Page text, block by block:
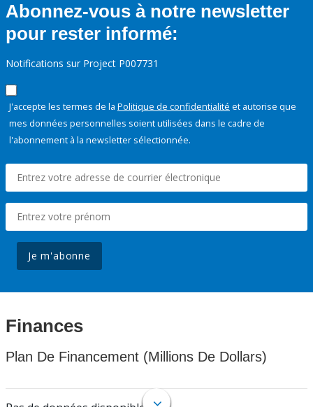
Abonnez-vous à notre newsletter
pour rester informé:
Notifications sur Project P007731
J'accepte les termes de la Politique de confidentialité et autorise que
mes données personnelles soient utilisées dans le cadre de
l'abonnement à la newsletter sélectionnée.
Je m'abonne
Finances
Plan De Financement (Millions De Dollars)